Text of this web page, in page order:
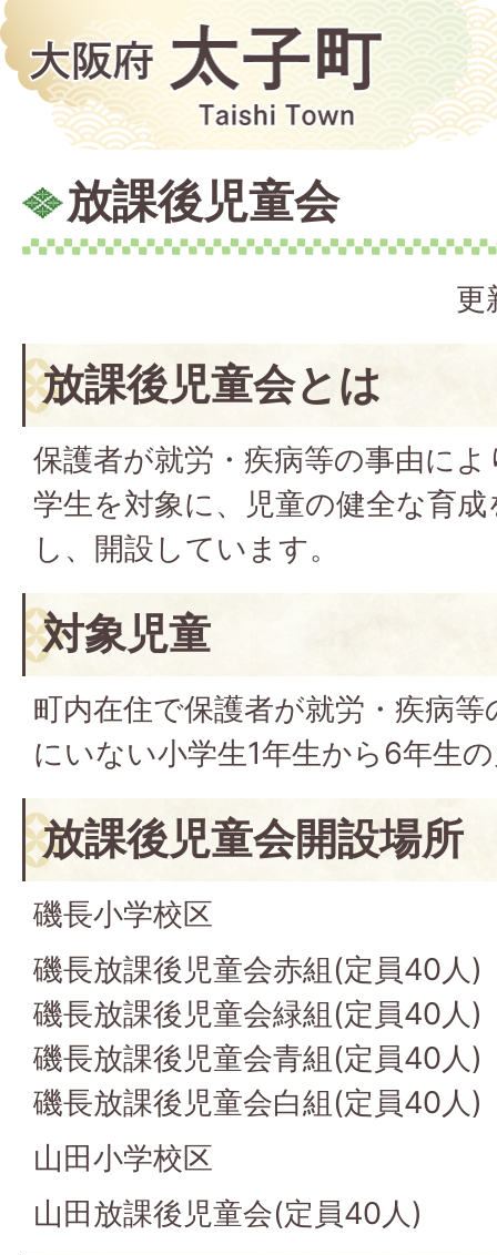
放課後児童会
更
放課後児童会とは
保護者が就労・疾病等の事由に
学生を対象に、児童の健全な育
し、開設しています。
対象児童
町内在住で保護者が就労・疾病
にいない小学生1年生から6年生
放課後児童会開設場所
磯長小学校区
磯長放課後児童会赤組(定員40人)
磯長放課後児童会緑組(定員40人)
磯長放課後児童会青組(定員40人)
磯長放課後児童会白組(定員40人)
山田小学校区
山田放課後児童会(定員40人)